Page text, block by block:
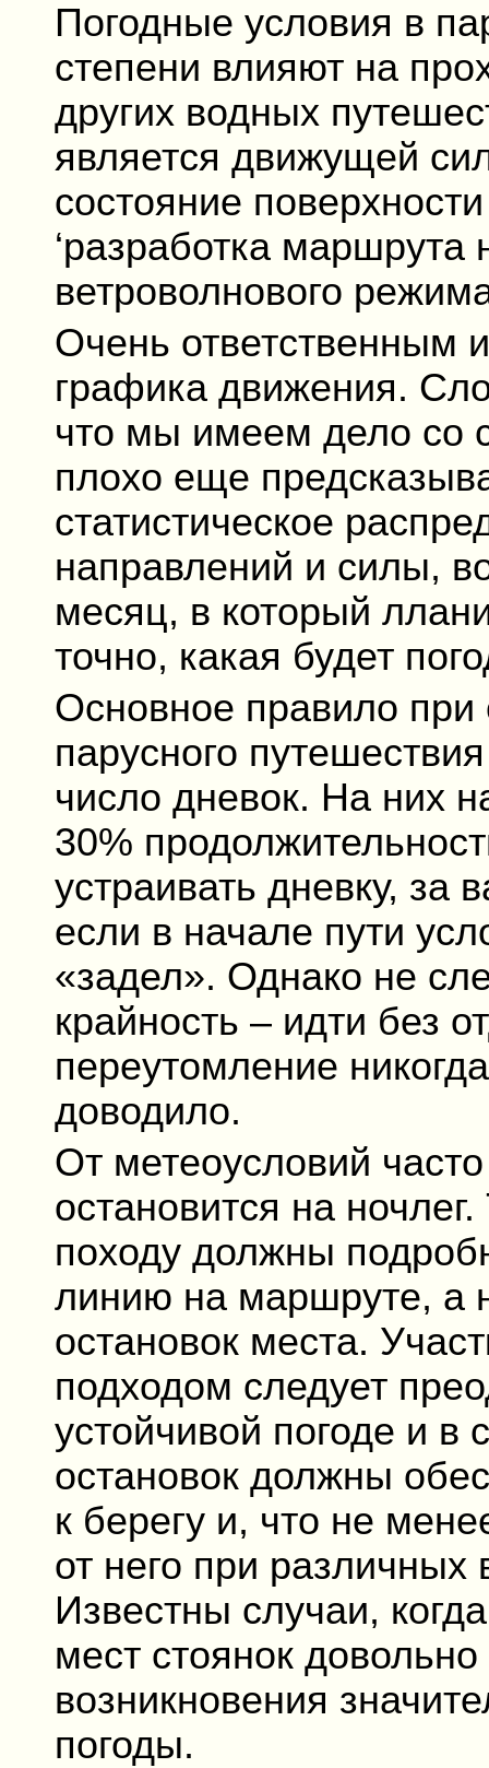
Погодные условия в
степени влияют на
других водных
является движущей
состояние
‘разработка
ветроволнового
Очень ответственным
графика движения.
что мы имеем дело со
плохо еще
статистическое
направлений и силы,
месяц, в который
точно, какая будет
Основное правило при
парусного
число дневок. На них
30%
устраивать дневку, за
если в начале пути
«задел». Однако не
крайность – идти без
переутомление
доводило.
От метеоусловий
остановится на
походу должны
линию на маршруте, а
остановок места.
подходом следует
устойчивой погоде и в
остановок должны
к берегу и, что не
от него при различных
Известны случаи,
мест стоянок
возникновения
погоды.